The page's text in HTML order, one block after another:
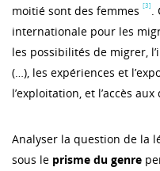
moitié sont des femmes [3] .
internationale pour les
les possibilités de migrer,
(…), les expériences et
l’exploitation, et l’accès
Analyser la question de la
sous le prisme du genre